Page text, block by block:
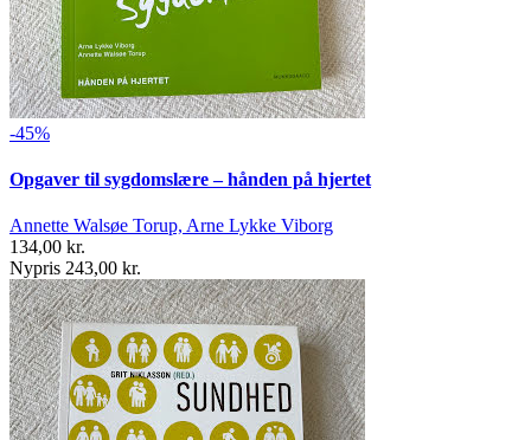
-45%
Opgaver til sygdomslære – hånden på hjertet
Annette Walsøe Torup, Arne Lykke Viborg
134,00 kr.
Nypris 243,00 kr.